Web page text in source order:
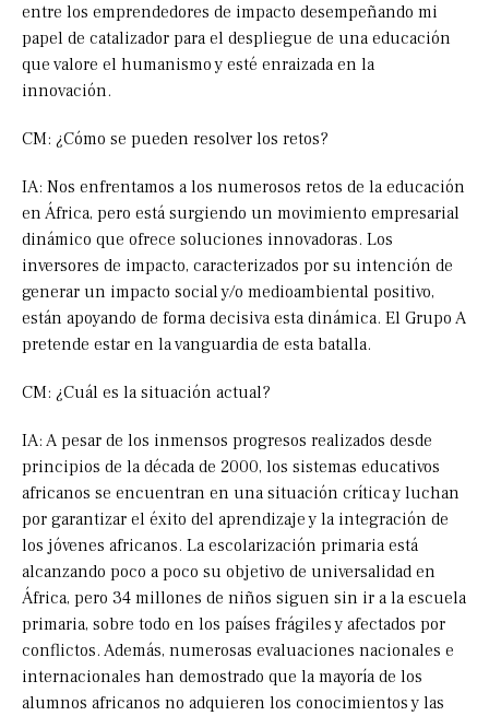
entre los emprendedores de impacto desempeñando mi
papel de catalizador para el despliegue de una educación
que valore el humanismo y esté enraizada en la
innovación.
CM: ¿Cómo se pueden resolver los retos?
IA: Nos enfrentamos a los numerosos retos de la educación
en África, pero está surgiendo un movimiento empresarial
dinámico que ofrece soluciones innovadoras. Los
inversores de impacto, caracterizados por su intención de
generar un impacto social y/o medioambiental positivo,
están apoyando de forma decisiva esta dinámica. El Grupo A
pretende estar en la vanguardia de esta batalla.
CM: ¿Cuál es la situación actual?
IA: A pesar de los inmensos progresos realizados desde
principios de la década de 2000, los sistemas educativos
africanos se encuentran en una situación crítica y luchan
por garantizar el éxito del aprendizaje y la integración de
los jóvenes africanos. La escolarización primaria está
alcanzando poco a poco su objetivo de universalidad en
África, pero 34 millones de niños siguen sin ir a la escuela
primaria, sobre todo en los países frágiles y afectados por
conflictos. Además, numerosas evaluaciones nacionales e
internacionales han demostrado que la mayoría de los
alumnos africanos no adquieren los conocimientos y las